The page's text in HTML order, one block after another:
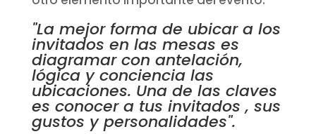
"La mejor forma de ubicar a los
invitados en las mesas es
diagramar con antelación,
lógica y conciencia las
ubicaciones. Una de las claves
es conocer a tus invitados , sus
gustos y personalidades".